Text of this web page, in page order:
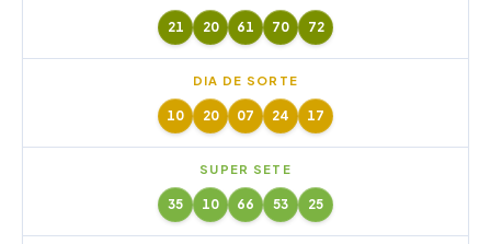
21 20 61 70 72
DIA DE SORTE
10 20 07 24 17
SUPER SETE
35 10 66 53 25